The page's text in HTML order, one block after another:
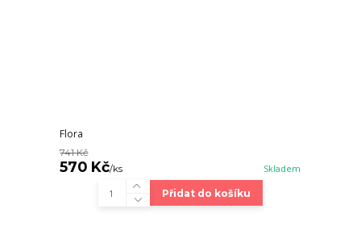
Flora
741 Kč
570 Kč/ks Skladem
Přidat do košíku